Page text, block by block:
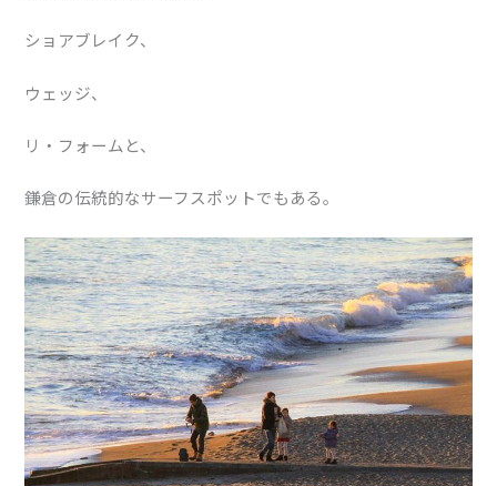
ショアブレイク、
ウェッジ、
リ・フォームと、
鎌倉の伝統的なサーフスポットでもある。